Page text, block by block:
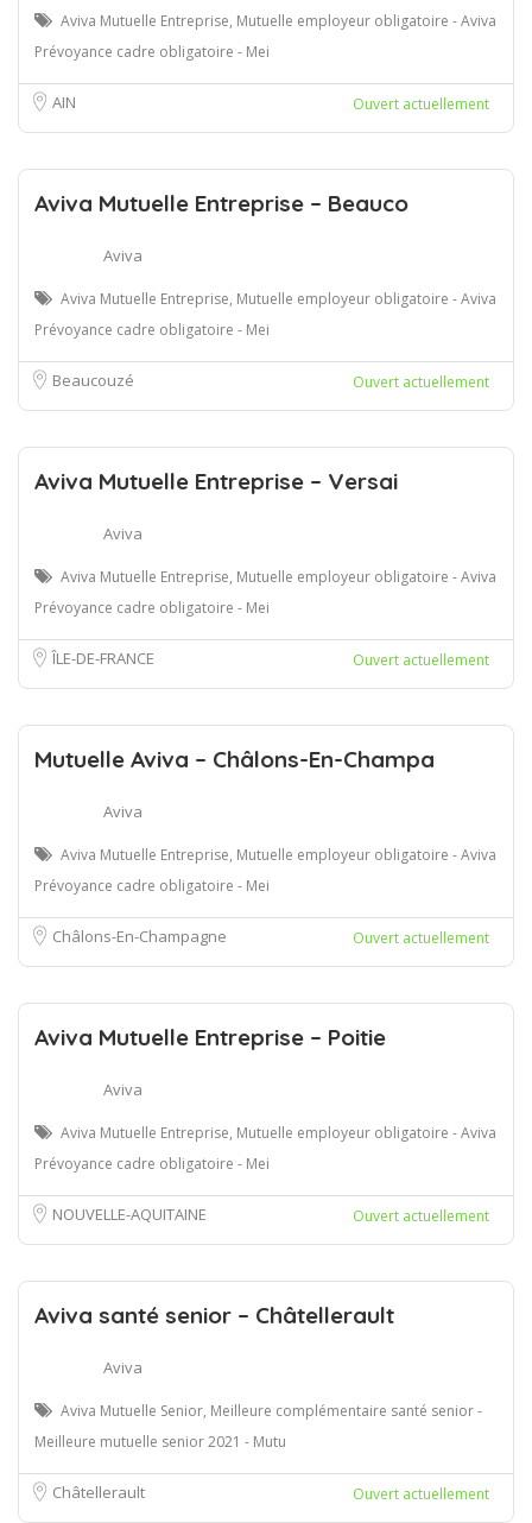
Aviva Mutuelle Entreprise, Mutuelle employeur obligatoire - Aviva
Prévoyance cadre obligatoire - Mei
AIN Ouvert actuellement
Aviva Mutuelle Entreprise – Beauco
Aviva
Aviva Mutuelle Entreprise, Mutuelle employeur obligatoire - Aviva
Prévoyance cadre obligatoire - Mei
Beaucouzé Ouvert actuellement
Aviva Mutuelle Entreprise – Versai
Aviva
Aviva Mutuelle Entreprise, Mutuelle employeur obligatoire - Aviva
Prévoyance cadre obligatoire - Mei
ÎLE-DE-FRANCE Ouvert actuellement
Mutuelle Aviva – Châlons-En-Champa
Aviva
Aviva Mutuelle Entreprise, Mutuelle employeur obligatoire - Aviva
Prévoyance cadre obligatoire - Mei
Châlons-En-Champagne Ouvert actuellement
Aviva Mutuelle Entreprise – Poitie
Aviva
Aviva Mutuelle Entreprise, Mutuelle employeur obligatoire - Aviva
Prévoyance cadre obligatoire - Mei
NOUVELLE-AQUITAINE Ouvert actuellement
Aviva santé senior – Châtellerault
Aviva
Aviva Mutuelle Senior, Meilleure complémentaire santé senior -
Meilleure mutuelle senior 2021 - Mutu
Châtellerault Ouvert actuellement